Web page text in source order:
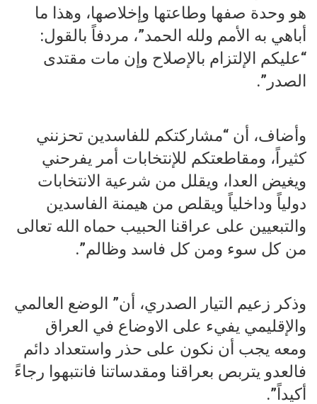
هو وحدة صفها وطاعتها وإخلاصها، وهذا ما
أباهي به الأمم ولله الحمد”، مردفاً بالقول:
“عليكم الإلتزام بالإصلاح وإن مات مقتدى
الصدر”.
وأضاف، أن “مشاركتكم للفاسدين تحزنني
كثيراً، ومقاطعتكم للإنتخابات أمر يفرحني
ويغيض العدا، ويقلل من شرعية الانتخابات
دولياً وداخلياً ويقلص من هيمنة الفاسدين
والتبعيين على عراقنا الحبيب حماه الله تعالى
من كل سوء ومن كل فاسد وظالم”.
وذكر زعيم التيار الصدري، أن” الوضع العالمي
والإقليمي يفيء على الاوضاع في العراق
ومعه يجب أن نكون على حذر واستعداد دائم
فالعدو يتربص بعراقنا ومقدساتنا فانتبهوا رجاءً
أكيداً”.